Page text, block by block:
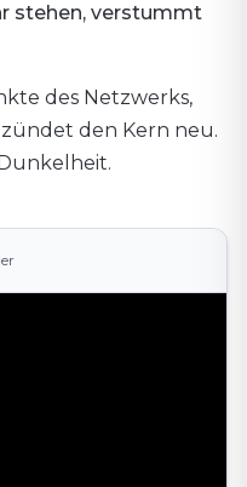
stehen, verstummt
des Netzwerks,
den Kern neu.